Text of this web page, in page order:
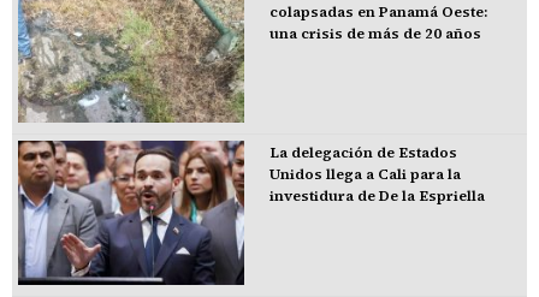
colapsadas en Panamá Oeste:
una crisis de más de 20 años
La delegación de Estados
Unidos llega a Cali para la
investidura de De la Espriella